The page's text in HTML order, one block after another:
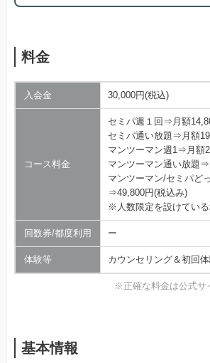
料金
入会金 30,000円(税込)
コース料金
セミパ週１回⇒月額
セミパ通い放題⇒月額
マンツーマン週1⇒月額
マンツーマン通い放題
マンツーマン/セミパど
⇒49,800円(税込み)
※人数限定を設けてい
回数券/都度利用 ー
体験等 カウンセリング＆初回
※正確な料金は公式サ
基本情報